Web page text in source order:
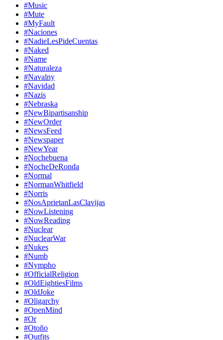
#Music
#Mute
#MyFault
#Naciones
#NadieLesPideCuentas
#Naked
#Name
#Naturaleza
#Navalny
#Navidad
#Nazis
#Nebraska
#NewBipartisanship
#NewOrder
#NewsFeed
#Newspaper
#NewYear
#Nochebuena
#NocheDeRonda
#Normal
#NormanWhitfield
#Norris
#NosAprietanLasClavijas
#NowListening
#NowReading
#Nuclear
#NuclearWar
#Nukes
#Numb
#Nympho
#OfficialReligion
#OldEightiesFilms
#OldJoke
#Oligarchy
#OpenMind
#Or
#Otoño
#Outfits